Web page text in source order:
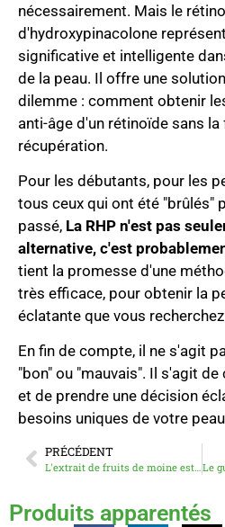
nécessairement. Mais le
d'hydroxypinacolone
significative et intelligente
de la peau. Il offre une
dilemme : comment obtenir
anti-âge d'un rétinoïde sans
récupération.
Pour les débutants, pour les
tous ceux qui ont été "brûlés"
passé, La RHP n'est pas
alternative, c'est
tient la promesse d'une
très efficace, pour obtenir la
éclatante que vous
En fin de compte, il ne s'agit
"bon" ou "mauvais". Il s'agit
et de prendre une décision
besoins uniques de votre
PRÉCÉDENT
Produits apparentés